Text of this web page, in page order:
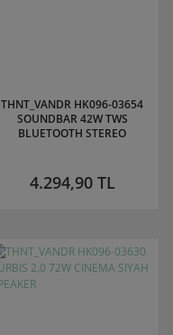
THNT_VANDR HK096-03654
SOUNDBAR 42W TWS
BLUETOOTH STEREO
4.294,90 TL